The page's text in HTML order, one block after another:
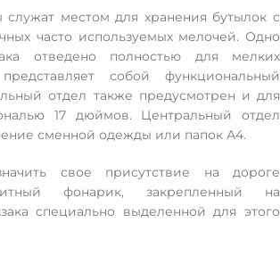
местом для хранения бутылок с
часто используемых мелочей. Одно
отведено полностью для мелких
собой функциональный
отдел также предусмотрен и для
17 дюймов. Центральный отдел
сменной одежды или папок А4.
свое присутствие на дороге
фонарик, закрепленный на
специально выделенной для этого